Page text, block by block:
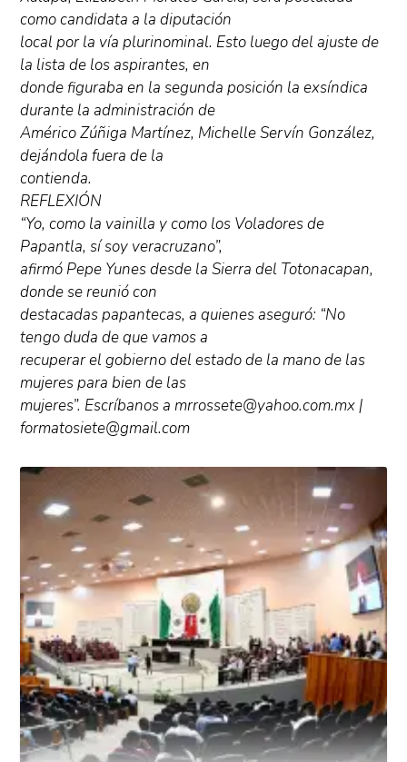
como candidata a la diputación
local por la vía plurinominal. Esto luego del ajuste de
la lista de los aspirantes, en
donde figuraba en la segunda posición la exsíndica
durante la administración de
Américo Zúñiga Martínez, Michelle Servín González,
dejándola fuera de la
contienda.
REFLEXIÓN
“Yo, como la vainilla y como los Voladores de
Papantla, sí soy veracruzano”,
afirmó Pepe Yunes desde la Sierra del Totonacapan,
donde se reunió con
destacadas papantecas, a quienes aseguró: “No
tengo duda de que vamos a
recuperar el gobierno del estado de la mano de las
mujeres para bien de las
mujeres”. Escríbanos a mrrossete@yahoo.com.mx |
formatosiete@gmail.com